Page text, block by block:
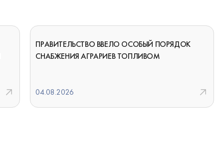
ПРАВИТЕЛЬСТВО ВВЕЛО ОСОБЫЙ ПОРЯДОК
СНАБЖЕНИЯ АГРАРИЕВ ТОПЛИВОМ
04.08.2026